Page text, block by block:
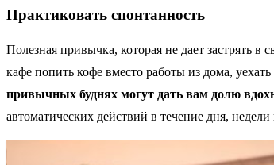
Практиковать спонтанность
Полезная привычка, которая не дает застрять
кафе попить кофе вместо работы из дома,
привычных буднях могут дать вам долю
автоматических действий в течение дня,